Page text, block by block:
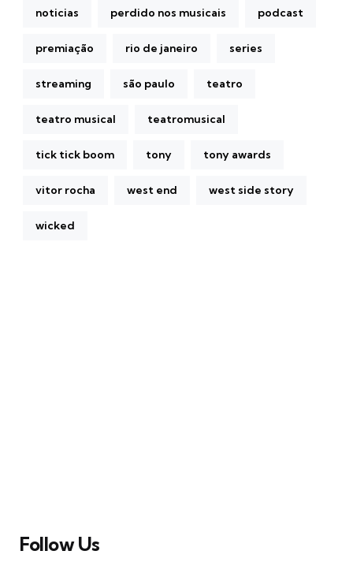
noticias perdido nos musicais podcast
premiação rio de janeiro series
streaming são paulo teatro
teatro musical teatromusical
tick tick boom tony tony awards
vitor rocha west end west side story
wicked
Follow Us